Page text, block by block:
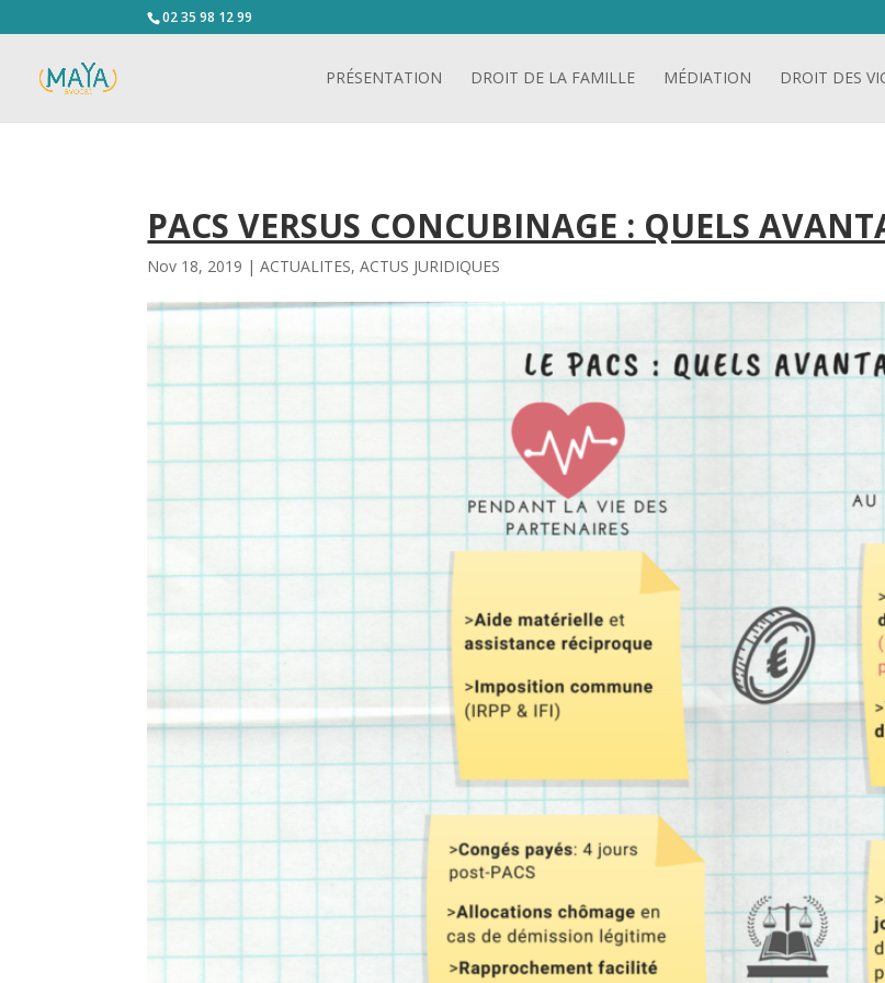
02 35 98 12 99
PRÉSENTATION DROIT DE LA FAMILLE MÉDIATION DROIT DES
PACS VERSUS CONCUBINAGE : QUELS
Nov 18, 2019 |ACTUALITES,ACTUS JURIDIQUES